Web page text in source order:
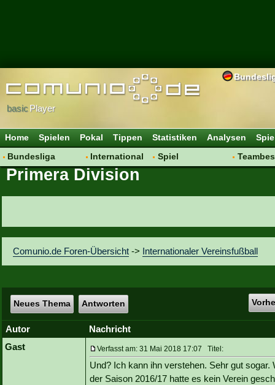
basicPlayer
Home Spielen Pokal Tippen Statistiken Analysen
Bundesliga
Hot News
Vereinsfragen
International
Vereine
Spiel
Primera Division
Comunio.de Foren-Übersicht -> Internationaler Vereinsfußball
Neues Thema Antworten
Autor
Nachricht
Gast
Verfasst am: 31 Mai 2018 17:07 Titel:
Und? Ich kann ihn verstehen. Sehr gut
der Saison 2016/17 hatte es kein Verein